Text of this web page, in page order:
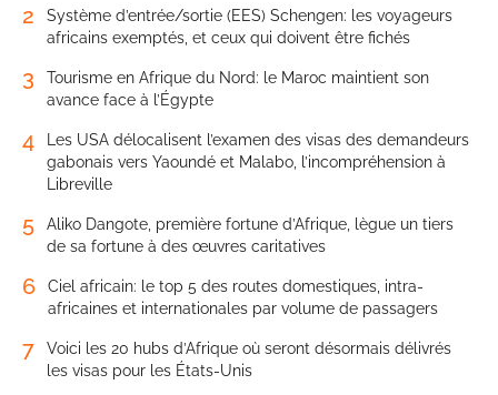
2
Système d’entrée/sortie (EES) Schengen: les voyageurs
africains exemptés, et ceux qui doivent être fichés
3
Tourisme en Afrique du Nord: le Maroc maintient son
avance face à l’Égypte
4
Les USA délocalisent l’examen des visas des demandeurs
gabonais vers Yaoundé et Malabo, l’incompréhension à
Libreville
5
Aliko Dangote, première fortune d’Afrique, lègue un tiers
de sa fortune à des œuvres caritatives
6
Ciel africain: le top 5 des routes domestiques, intra-
africaines et internationales par volume de passagers
7
Voici les 20 hubs d’Afrique où seront désormais délivrés
les visas pour les États-Unis